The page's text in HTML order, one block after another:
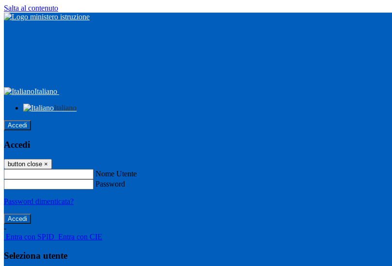
Salta al contenuto
Italiano
Italiano
Accedi
Accedi
button close ×
Nome Utente
Password
Password dimenticata?
-
Entra con SPID Entra con CIE
Seleziona utente